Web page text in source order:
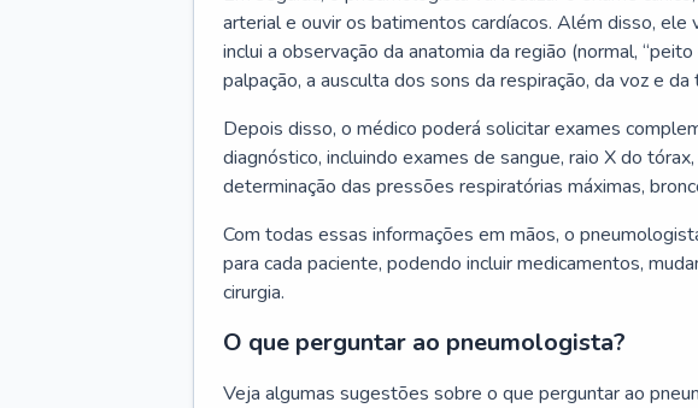
arterial e ouvir os batimentos cardíacos. Além disso, ele
inclui a observação da anatomia da região (normal,
palpação, a ausculta dos sons da respiração, da voz e
Depois disso, o médico poderá solicitar exames
diagnóstico, incluindo exames de sangue, raio X do
determinação das pressões respiratórias máximas,
Com todas essas informações em mãos, o
para cada paciente, podendo incluir medicamentos,
cirurgia.
O que perguntar ao pneumologista?
Veja algumas sugestões sobre o que perguntar ao